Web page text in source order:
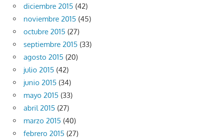
diciembre 2015 (42)
noviembre 2015 (45)
octubre 2015 (27)
septiembre 2015 (33)
agosto 2015 (20)
julio 2015 (42)
junio 2015 (34)
mayo 2015 (33)
abril 2015 (27)
marzo 2015 (40)
febrero 2015 (27)